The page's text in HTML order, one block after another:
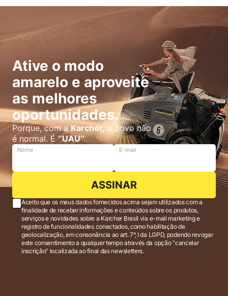
Ative o modo
amarelo e aproveite
as melhores
oportunidades.
Porque, com aKarcher, o novo não
é normal. É‘’UAU’’
Nome E-mail
ASSINAR
Aceito que os meus dados fornecidos acima sejam utilizados com a
finalidade de receber informações e conteúdos sobre os produtos,
serviços e novidades sobre a Karcher Brasil via e-mail marketing e
registro de funcionalidades conectados, como habilitação de
geolocalização, em consonância ao art. 7°, I da LGPD, podendo revogar
este consentimento a qualquer tempo através da opção “cancelar
inscrição” localizada ao final das newsletters.